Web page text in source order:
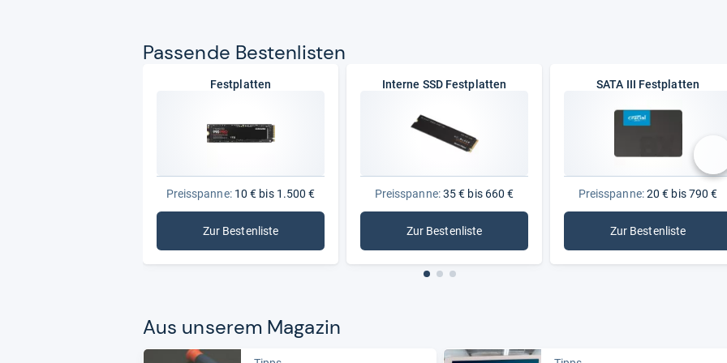
Pas­sende Bes­ten­lis­ten
Festplatten
Preisspanne:10 € bis 1.500 €
Zur Bestenliste
: Festplatten
Interne SSD Festplatten
Preisspanne:35 € bis 660 €
Zur Bestenliste: Interne SSD Festplatten
SATA III Festplatten
Preisspanne:20 € bis 790 €
Zur Bestenliste
: SATA III
Aus unse­rem Maga­zin